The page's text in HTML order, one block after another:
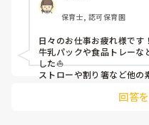
保育士, 認可保育園
日々のお仕事お疲れ様です！
牛乳パックや食品トレーな
した⛵️
ストローや割り箸など他
水遊びの時に水に浮かべ
回答